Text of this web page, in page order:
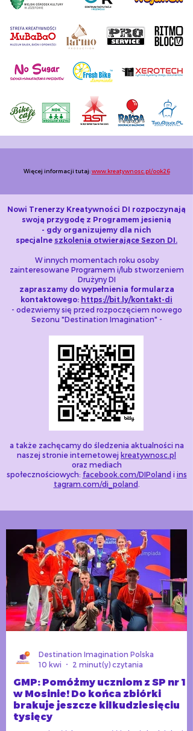
Więcej informacji tutaj:www.kreatywnosc.pl/ook26
Nowi Trenerzy Kreatywności DI rozpoczynają
swoją przygodę z Programem jesienią
- gdy organizujemy dla nich
specjalne szkolenia otwierające Sezon DI.
W innych momentach roku osoby
zainteresowane Programem i/lub stworzeniem
Drużyny DI
zapraszamy do wypełnienia formularza
kontaktowego: https://bit.ly/kontakt-di
- odezwiemy się przed rozpoczęciem nowego
Sezonu "Destination Imagination"​​ -
a także zachęcamy do śledzenia aktualności na
naszej stronie internetowej kreatywnosc.pl
oraz mediach
społecznościowych: facebook.com/DIPoland i ins
tagram.com/di_poland .
GMP: Pomóżmy uczniom z SP nr 1
w Mosinie! Do końca zbiórki
brakuje jeszcze kilkudziesięciu
tysięcy
Destination Imagination Polska
10 kwi
2 minut(y) czytania